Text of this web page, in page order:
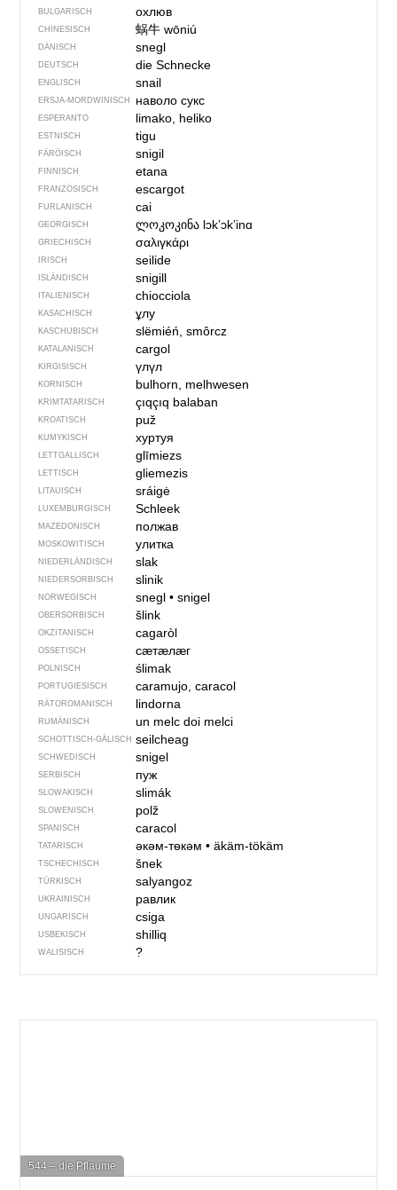
BULGARISCH охлюв
CHINESISCH 蜗牛wōniú
DÄNISCH snegl
DEUTSCH die Schnecke
ENGLISCH snail
ERSJA-MORDWINISCH наволо сукс
ESPERANTO limako, heliko
ESTNISCH tigu
FÄRÖISCH snigil
FINNISCH etana
FRANZÖSISCH escargot
FURLANISCH cai
GEORGISCH ლოკოკინა lɔkʼɔkʼinɑ
GRIECHISCH σαλιγκάρι
IRISCH seilide
ISLÄNDISCH snigill
ITALIENISCH chiocciola
KASACHISCH ұлу
KASCHUBISCH slëmiéń, smôrcz
KATALANISCH cargol
KIRGISISCH үлүл
KORNISCH bulhorn, melhwesen
KRIMTATARISCH çıqçıq balaban
KROATISCH puž
KUMYKISCH хуртуя
LETTGALLISCH glīmiezs
LETTISCH gliemezis
LITAUISCH sráigė
LUXEMBURGISCH Schleek
MAZEDONISCH полжав
MOSKOWITISCH улитка
NIEDERLÄNDISCH slak
NIEDERSORBISCH slinik
NORWEGISCH snegl• snigel
OBERSORBISCH šlink
OKZITANISCH cagaròl
OSSETISCH сӕтӕлӕг
POLNISCH ślimak
PORTUGIESISCH caramujo, caracol
RÄTOROMANISCH lindorna
RUMÄNISCH un melcdoi melci
SCHOTTISCH-GÄLISCH seilcheag
SCHWEDISCH snigel
SERBISCH пуж
SLOWAKISCH slimák
SLOWENISCH polž
SPANISCH caracol
TATARISCH әкәм-төкәм• äkäm-tökäm
TSCHECHISCH šnek
TÜRKISCH salyangoz
UKRAINISCH равлик
UNGARISCH csiga
USBEKISCH shilliq
WALISISCH ?
544 – die Pflaume